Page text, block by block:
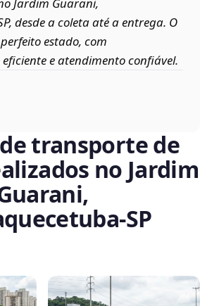
Jardim Guarani,
desde a coleta até a entrega. O
estado, com
e atendimento confiável.
transporte de
no Jardim